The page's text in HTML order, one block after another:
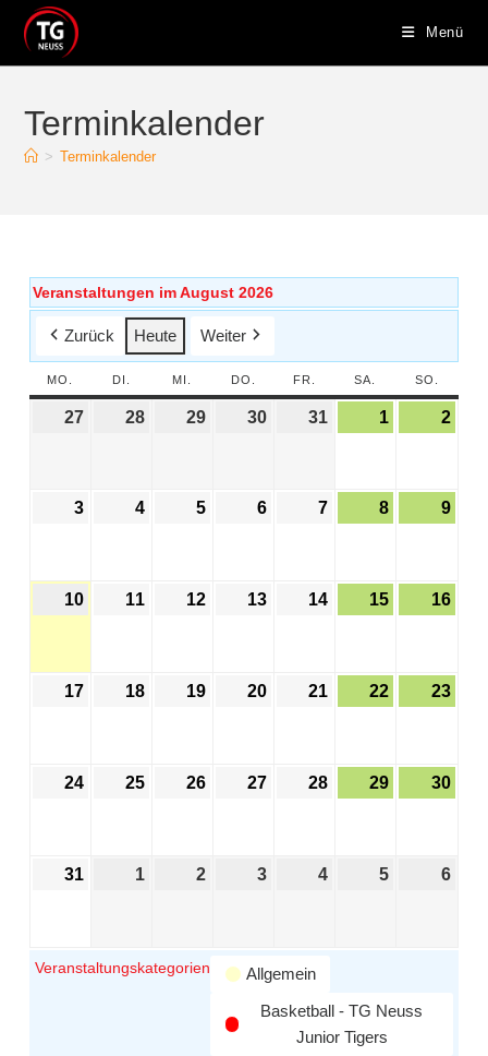
Menü
Terminkalender
> Terminkalender
Veranstaltungen im August 2026
Zurück Heute Weiter
MO. DI. MI. DO. FR. SA. SO.
27 28 29 30 31 1 2
3 4 5 6 7 8 9
10 11 12 13 14 15 16
17 18 19 20 21 22 23
24 25 26 27 28 29 30
31 1 2 3 4 5 6
Veranstaltungskategorien
Allgemein
Basketball - TG Neuss
Junior Tigers